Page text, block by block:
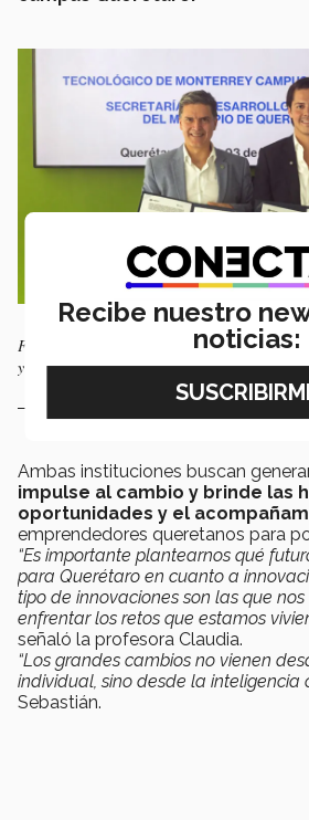
Firma de convenio de colaboración
y Tec de Monterrey en Querétaro. Foto: Omar
Ambas instituciones buscan
impulse al cambio y brinde las
oportunidades y el
emprendedores queretanos para
“Es importante plantearnos qué
para Querétaro en cuanto a
tipo de innovaciones son las que
enfrentar los retos que estamos
señaló la profesora Claudia.
“Los grandes cambios no vienen
individual, sino desde la inteligencia
Sebastián.
Recibe nuestro
noticias: